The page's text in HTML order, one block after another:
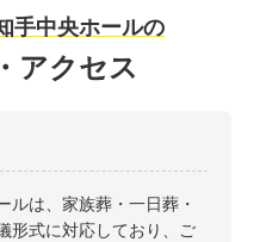
中央ホールの
アクセス
は、家族葬・一日葬・
形式に対応しており、ご